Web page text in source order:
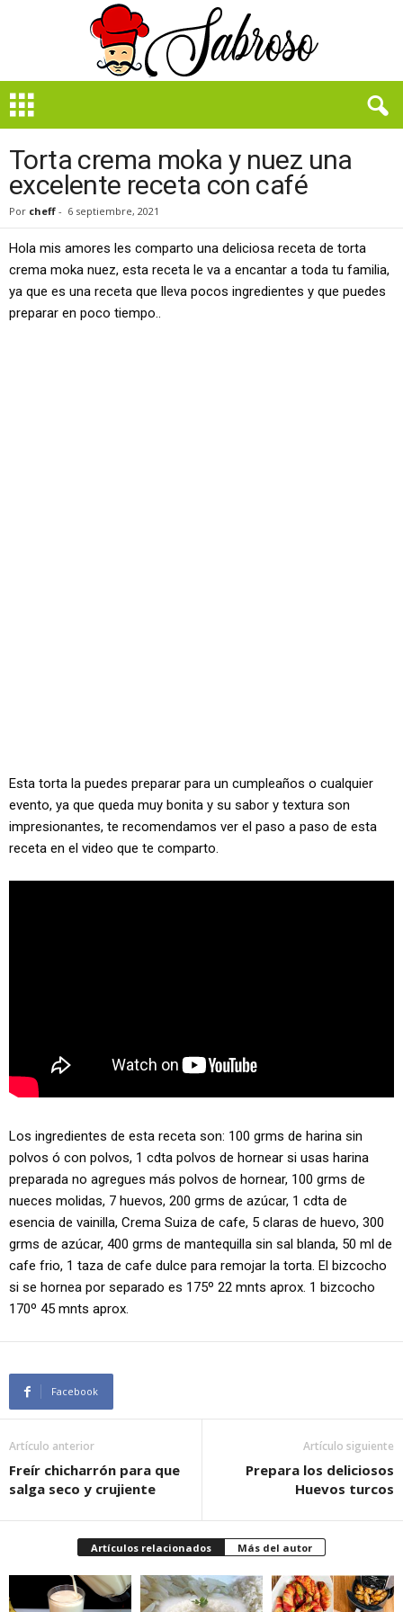
e
Torta crema moka y nuez una
excelente receta con café
Por cheff - 6 septiembre, 2021
Hola mis amores les comparto una deliciosa receta de torta
crema moka nuez, esta receta le va a encantar a toda tu familia,
ya que es una receta que lleva pocos ingredientes y que puedes
preparar en poco tiempo..
Esta torta la puedes preparar para un cumpleaños o cualquier
evento, ya que queda muy bonita y su sabor y textura son
impresionantes, te recomendamos ver el paso a paso de esta
receta en el video que te comparto.
Los ingredientes de esta receta son: 100 grms de harina sin
polvos ó con polvos, 1 cdta polvos de hornear si usas harina
preparada no agregues más polvos de hornear, 100 grms de
nueces molidas, 7 huevos, 200 grms de azúcar, 1 cdta de
esencia de vainilla, Crema Suiza de cafe, 5 claras de huevo, 300
grms de azúcar, 400 grms de mantequilla sin sal blanda, 50 ml de
cafe frio, 1 taza de cafe dulce para remojar la torta. El bizcocho
si se hornea por separado es 175º 22 mnts aprox. 1 bizcocho
170º 45 mnts aprox.
Facebook
Artículo anterior
Freír chicharrón para que
salga seco y crujiente
Artículo siguiente
Prepara los deliciosos
Huevos turcos
Artículos relacionados Más del autor